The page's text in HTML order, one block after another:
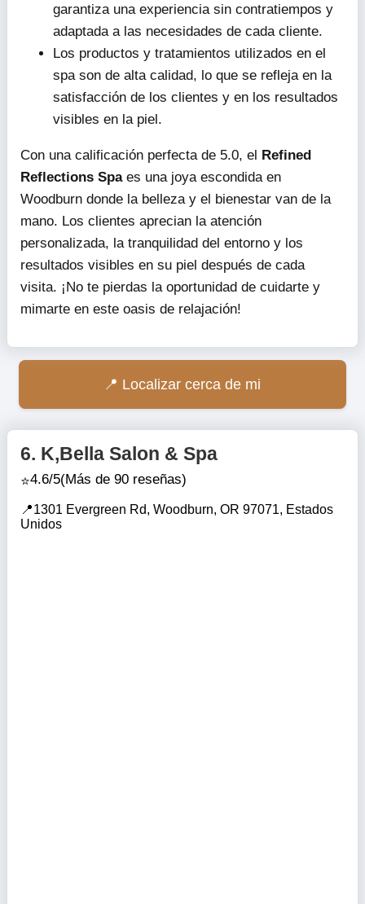
garantiza una experiencia sin contratiempos y
adaptada a las necesidades de cada cliente.
Los productos y tratamientos utilizados en el
spa son de alta calidad, lo que se refleja en la
satisfacción de los clientes y en los resultados
visibles en la piel.
Con una calificación perfecta de 5.0, el Refined
Reflections Spaes una joya escondida en
Woodburn donde la belleza y el bienestar van de la
mano. Los clientes aprecian la atención
personalizada, la tranquilidad del entorno y los
resultados visibles en su piel después de cada
visita. ¡No te pierdas la oportunidad de cuidarte y
mimarte en este oasis de relajación!
Localizar cerca de mi
6. K,Bella Salon & Spa
4.6/5(Más de 90 reseñas)
1301 Evergreen Rd, Woodburn, OR 97071, Estados
Unidos